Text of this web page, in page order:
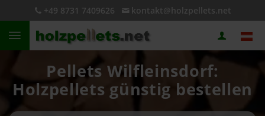
+49 8731 7409626 kontakt@holzpellets.net
Pellets Wilfleinsdorf:
Holzpellets günstig bestellen